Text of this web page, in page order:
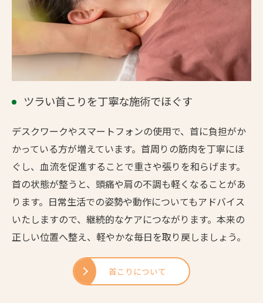
ツラい首こりを丁寧な施術でほぐす
デスクワークやスマートフォンの使用で、首に負担がか
かっている方が増えています。首周りの筋肉を丁寧にほ
ぐし、血流を促進することで重さや張りを和らげます。
首の状態が整うと、頭痛や肩の不調も軽くなることがあ
ります。日常生活での姿勢や動作についてもアドバイス
いたしますので、継続的なケアにつながります。本来の
正しい位置へ整え、軽やかな毎日を取り戻しましょう。
首こりについて